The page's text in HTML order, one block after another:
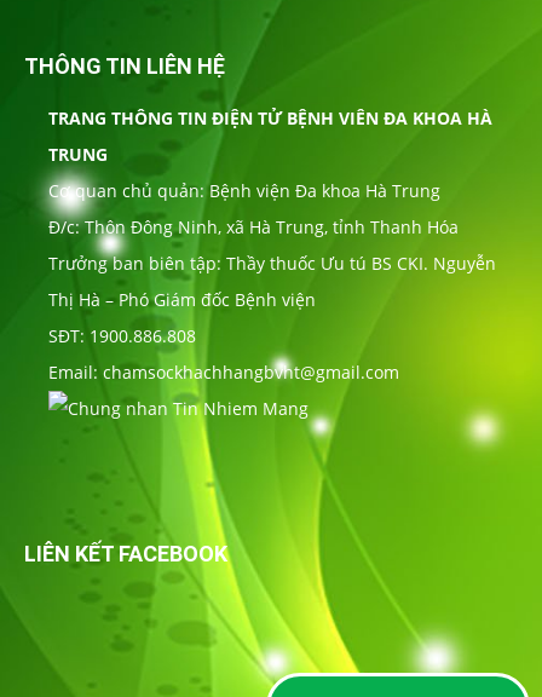
THÔNG TIN LIÊN HỆ
TRANG THÔNG TIN ĐIỆN TỬ BỆNH VIÊN ĐA KHOA HÀ
TRUNG
Cơ quan chủ quản: Bệnh viện Đa khoa Hà Trung
Đ/c: Thôn Đông Ninh, xã Hà Trung, tỉnh Thanh Hóa
Trưởng ban biên tập: Thầy thuốc Ưu tú BS CKI. Nguyễn
Thị Hà – Phó Giám đốc Bệnh viện
SĐT: 1900.886.808
Email: chamsockhachhangbvht@gmail.com
LIÊN KẾT FACEBOOK